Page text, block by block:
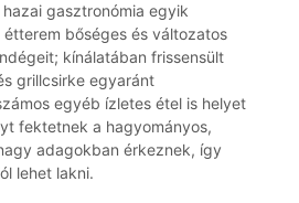
hazai gasztronómia egyik
bőséges és változatos
kínálatában frissensült
grillcsirke egyaránt
egyéb ízletes étel is helyet
fektetnek a hagyományos,
adagokban érkeznek, így
lehet lakni.